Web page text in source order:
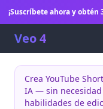
¡Suscríbete ahora y obtén
Veo 4
Crea YouTube
IA — sin
habilidades de